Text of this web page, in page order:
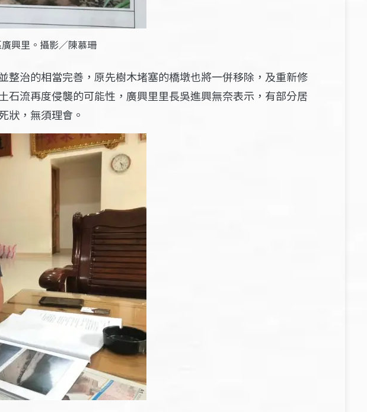
興里。攝影／陳慕珊
治的相當完善，原先樹木堵塞的橋墩也將一併移除，及重新修
流再度侵襲的可能性，廣興里里長吳進興無奈表示，有部分居
狀，無須理會。